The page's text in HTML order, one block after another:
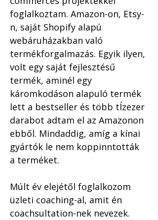
foglalkoztam. Amazon-on, Etsy-
n, saját Shopify alapú
webáruházakban való
termékforgalmazás. Egyik ilyen,
volt egy saját fejlesztésű
termék, aminél egy
káromkodáson alapuló termék
lett a bestseller és több tÍzezer
darabot adtam el az Amazonon
ebből. Mindaddig, amíg a kínai
gyártók le nem koppinntották
a terméket.
Múlt év elejétől foglalkozom
üzleti coaching-al, amit én
coachsultation-nek nevezek.